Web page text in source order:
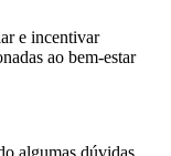
e incentivar
ao bem-estar
algumas dúvidas.